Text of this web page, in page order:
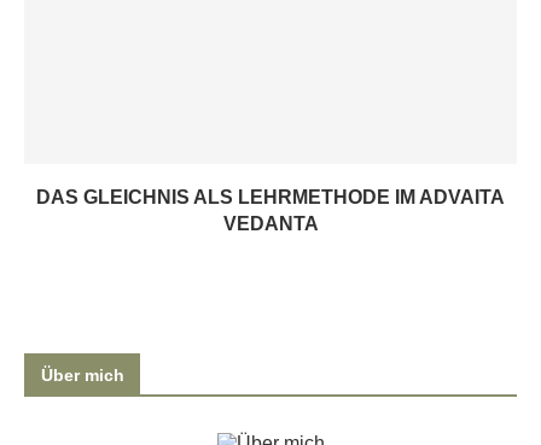
DAS GLEICHNIS ALS LEHRMETHODE IM ADVAITA
VEDANTA
Über mich